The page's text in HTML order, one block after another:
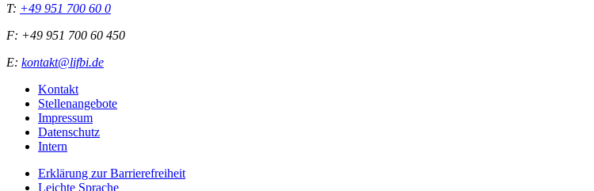
T: +49 951 700 60 0
F: +49 951 700 60 450
E: kontakt@lifbi.de
Kontakt
Stellenangebote
Impressum
Datenschutz
Intern
Erklärung zur Barrierefreiheit
Leichte Sprache